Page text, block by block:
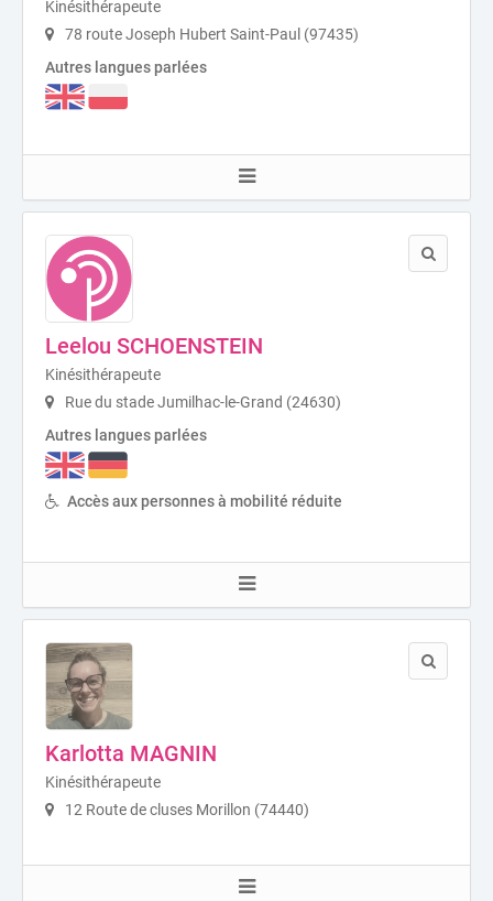
Kinésithérapeute
78 route Joseph Hubert Saint-Paul (97435)
Autres langues parlées
Leelou SCHOENSTEIN
Kinésithérapeute
Rue du stade Jumilhac-le-Grand (24630)
Autres langues parlées
Accès aux personnes à mobilité réduite
Karlotta MAGNIN
Kinésithérapeute
12 Route de cluses Morillon (74440)